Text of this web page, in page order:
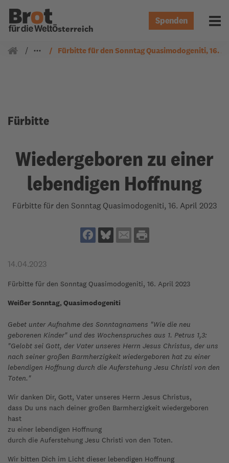
Österreich
Spenden
Gemeindearbeit
Fürbitten
Fürbitte für den Sonntag Quasimodogeniti, 16.
Fürbitte
Wiedergeboren zu einer
lebendigen Hoffnung
Fürbitte für den Sonntag Quasimodogeniti, 16. April 2023
14.04.2023
Fürbitte für den Sonntag Quasimodogeniti, 16. April 2023
Weißer Sonntag, Quasimodogeniti
Gebet unter Aufnahme des Sonntagnamens "Wie die neu
geborenen Kinder" und des Wochenspruches aus 1. Petrus 1,3:
"Gelobt sei Gott, der Vater unseres Herrn Jesus Christus, der uns
nach seiner großen Barmherzigkeit wiedergeboren hat zu einer
lebendigen Hoffnung durch die Auferstehung Jesu Christi von den
Toten."
Wir danken Dir, Gott, Vater unseres Herrn Jesus Christus,
dass Du uns nach deiner großen Barmherzigkeit wiedergeboren
hast
zu einer lebendigen Hoffnung
durch die Auferstehung Jesu Christi von den Toten.
Wir bitten Dich im Licht dieser lebendigen Hoffnung